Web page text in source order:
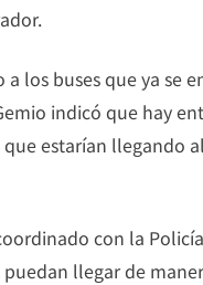
a los buses que ya se
indicó que hay
estarían llegando
con la
puedan llegar de